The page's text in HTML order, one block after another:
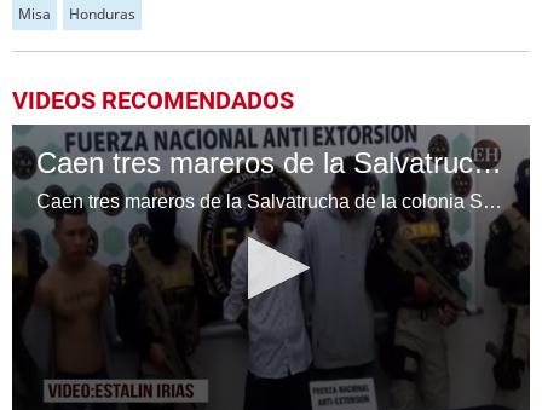
Misa Honduras
VIDEOS RECOMENDADOS
Caen tres mareros de la Salvatrucha de la colonia Suyapa en la capital de Honduras
Caen tres mareros de la Salvatrucha de la colonia Suyapa en la capital de Honduras